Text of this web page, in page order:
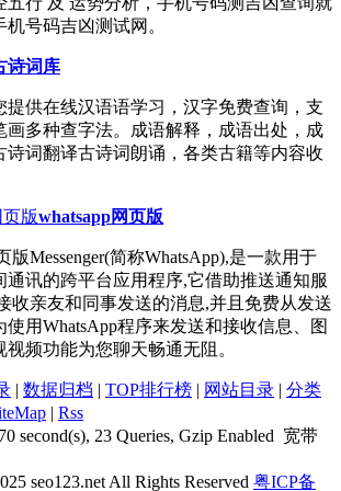
机号码吉凶测试网。
诗词库
提供在线汉语语学习，汉字免费查询，支
画多种查字法。成语解释，成语出处，成
诗词翻译古诗词朗诵，各类古籍等内容收
whatsapp网页版
版Messenger(简称WhatsApp),是一款用于
通讯的跨平台应用程序,它借助推送通知服
收亲友和同事发送的消息,并且免费从发送
使用WhatsApp程序来发送和接收信息、图
视频功能为您聊天畅通无阻。
| 数据归档 | TOP排行榜 | 网站目录 | 分类
| Rss
second(s), 23 Queries, Gzip Enabled 宽带
seo123.net All Rights Reserved 粤ICP备